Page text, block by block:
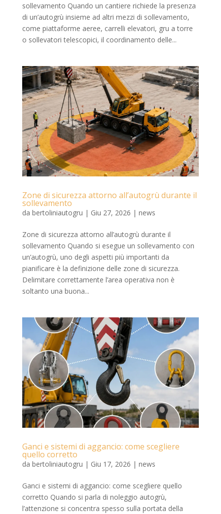
sollevamento Quando un cantiere richiede la presenza
di un’autogrù insieme ad altri mezzi di sollevamento,
come piattaforme aeree, carrelli elevatori, gru a torre
o sollevatori telescopici, il coordinamento delle...
Zone di sicurezza attorno all’autogrù durante il
sollevamento
da bertoliniautogru | Giu 27, 2026 | news
Zone di sicurezza attorno all’autogrù durante il
sollevamento Quando si esegue un sollevamento con
un’autogrù, uno degli aspetti più importanti da
pianificare è la definizione delle zone di sicurezza.
Delimitare correttamente l’area operativa non è
soltanto una buona...
Ganci e sistemi di aggancio: come scegliere
quello corretto
da bertoliniautogru | Giu 17, 2026 | news
Ganci e sistemi di aggancio: come scegliere quello
corretto Quando si parla di noleggio autogrù,
l’attenzione si concentra spesso sulla portata della